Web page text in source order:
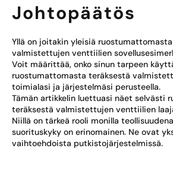
Johtopäätös
Yllä on joitakin yleisiä
valmistettujen venttiilien
Voit määrittää, onko sinun tarpeen
ruostumattomasta teräksestä
toimialasi ja järjestelmäsi perusteella.
Tämän artikkelin luettuasi näet selvästi
teräksestä valmistettujen venttiilien
Niillä on tärkeä rooli monilla
suorituskyky on erinomainen. Ne ovat
vaihtoehdoista putkistojärjestelmissä.